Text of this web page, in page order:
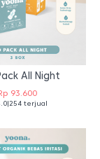
All Night
93.600
|254 terjual